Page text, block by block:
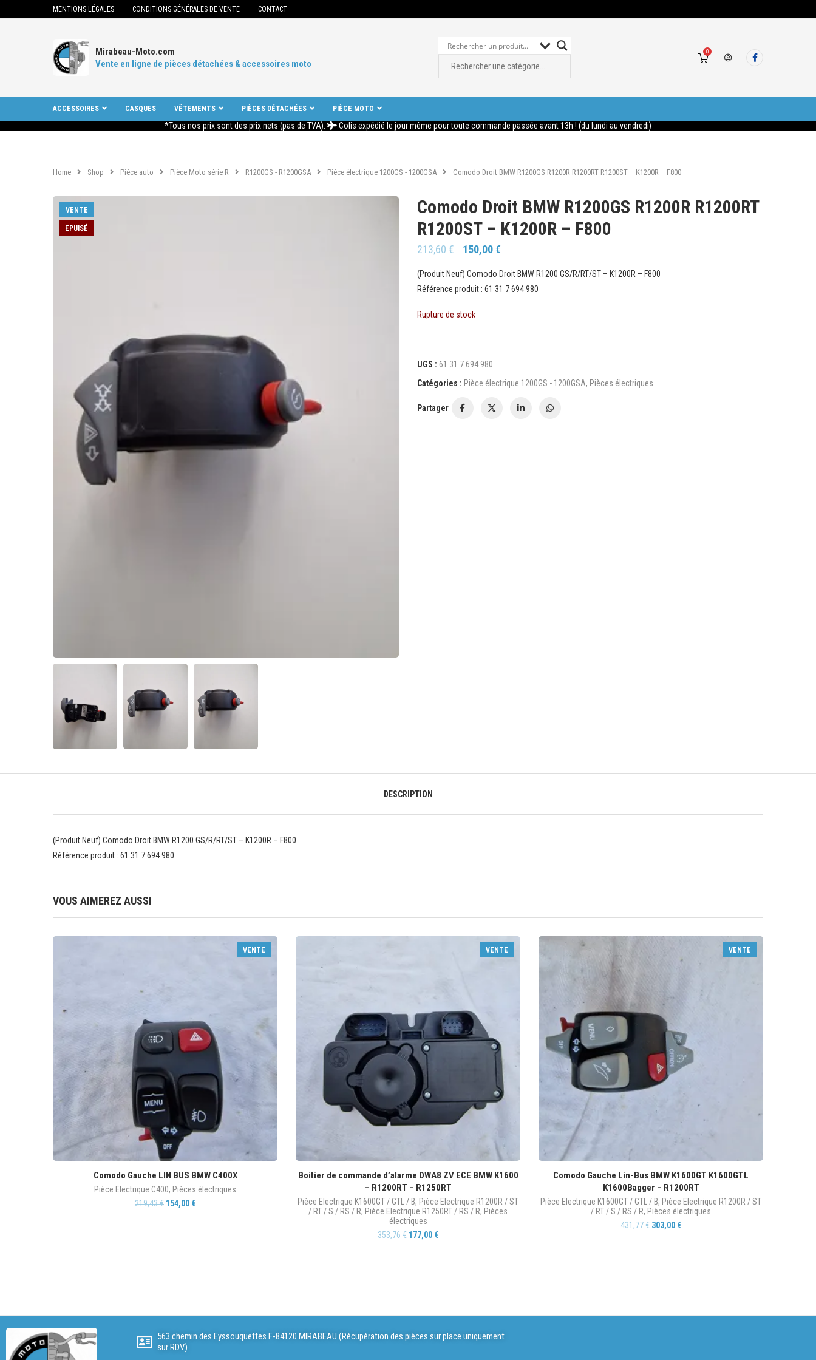
MENTIONS LÉGALES CONDITIONS GÉNÉRALES DE VENTE CONTACT
Mirabeau-Moto.com
Vente en ligne de pièces détachées & accessoires moto
0
ACCESSOIRES CASQUES VÊTEMENTS PIÈCES DÉTACHÉES PIÈCE MOTO
*Tous nos prix sont des prix nets (pas de TVA). Colis expédié le jour même pour toute commande passée avant 13h ! (du lundi au vendredi)
Home Shop Pièce auto Pièce Moto série R R1200GS - R1200GSA Pièce électrique 1200GS - 1200GSA Comodo Droit BMW R1200GS R1200R R1200RT R1200ST – K1200R – F800
VENTE
EPUISÉ
Comodo Droit BMW R1200GS R1200R R1200RT
R1200ST – K1200R – F800
213,60€ 150,00€
(Produit Neuf) Comodo Droit BMW R1200 GS/R/RT/ST – K1200R – F800
Référence produit : 61 31 7 694 980
Rupture de stock
UGS : 61 31 7 694 980
Catégories : Pièce électrique 1200GS - 1200GSA, Pièces électriques
Partager
DESCRIPTION
(Produit Neuf) Comodo Droit BMW R1200 GS/R/RT/ST – K1200R – F800
Référence produit : 61 31 7 694 980
VOUS AIMEREZ AUSSI
VENTE
Comodo Gauche LIN BUS BMW C400X
Pièce Electrique C400, Pièces électriques
219,43€ 154,00 €
VENTE
Boitier de commande d’alarme DWA8 ZV ECE BMW K1600
– R1200RT – R1250RT
Pièce Electrique K1600GT / GTL / B, Pièce Electrique R1200R / ST
/ RT / S / RS / R, Pièce Electrique R1250RT / RS / R, Pièces
électriques
353,76€ 177,00 €
VENTE
Comodo Gauche Lin-Bus BMW K1600GT K1600GTL
K1600Bagger – R1200RT
Pièce Electrique K1600GT / GTL / B, Pièce Electrique R1200R / ST
/ RT / S / RS / R, Pièces électriques
431,77€ 303,00 €
563 chemin des Eyssouquettes F-84120 MIRABEAU (Récupération des pièces sur place uniquement
sur RDV)